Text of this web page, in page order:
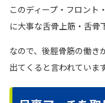
このディープ・フロント
に大事な舌骨上筋・舌骨
なので、後脛骨筋の働き
出てくると言われています